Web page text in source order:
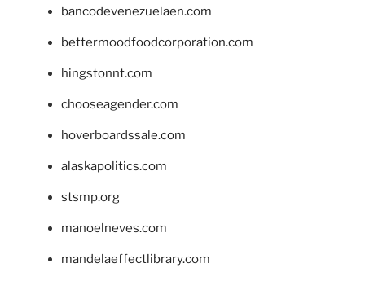
bancodevenezuelaen.com
bettermoodfoodcorporation.com
hingstonnt.com
chooseagender.com
hoverboardssale.com
alaskapolitics.com
stsmp.org
manoelneves.com
mandelaeffectlibrary.com